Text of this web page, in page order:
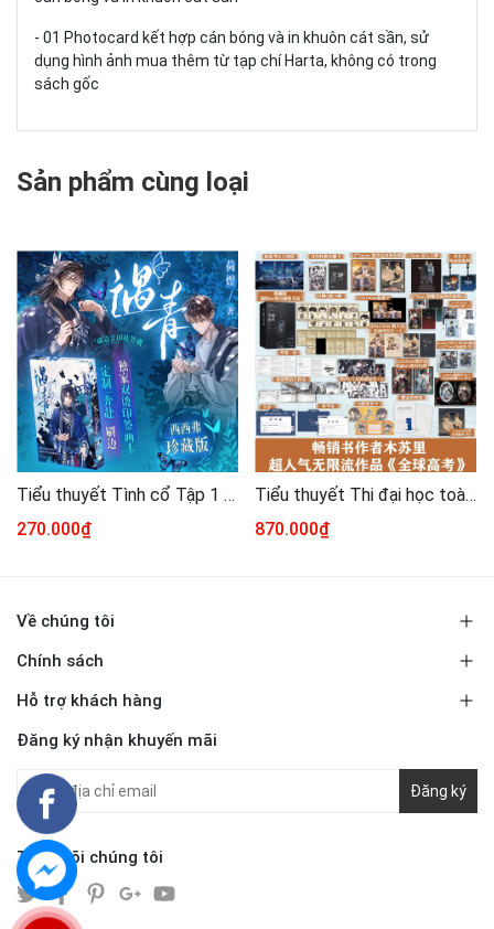
- 01 Photocard kết hợp cán bóng và in khuôn cát sần, sử
dụng hình ảnh mua thêm từ tạp chí Harta, không có trong
sách gốc
Sản phẩm cùng loại
Tiểu thuyết Tình cổ Tập 1 [ĐẶC BIỆT - IN VIỀN MÀU]
270.000₫
Tiểu thuyết Thi đại học toàn cầu 1+2+3 - VER 17 [BẢN TRUNG]
870.000₫
Về chúng tôi
Chính sách
Hỗ trợ khách hàng
Đăng ký nhận khuyến mãi
Đăng ký
Theo dõi chúng tôi